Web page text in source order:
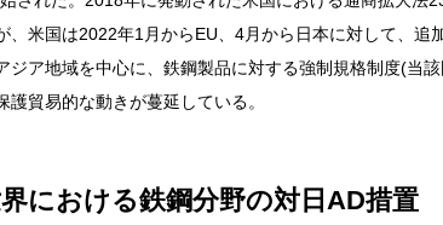
、米国は2022年1月からEU、4月から日本に対して、追
ジア地域を中心に、鉄鋼製品に対する強制規格制度(当
護貿易的な動きが蔓延している。
における鉄鋼分野の対日AD措置